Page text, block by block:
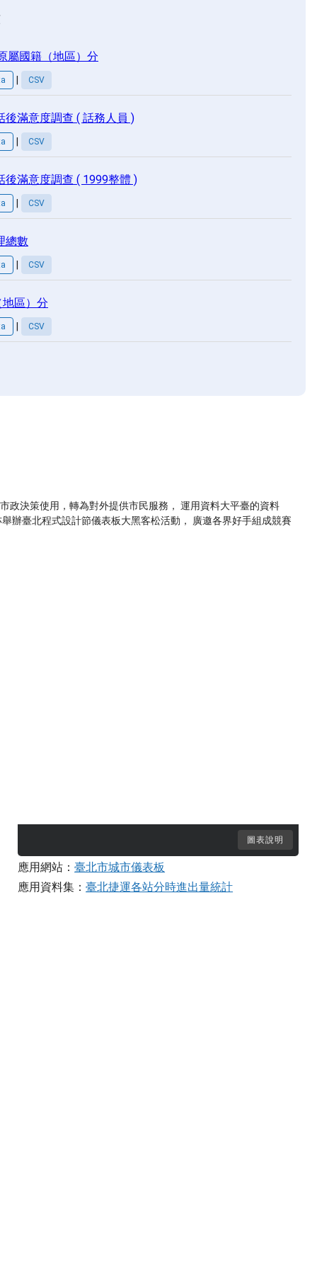
屬國籍（地區）分
| CSV
滿意度調查 ( 話務人員 )
| CSV
滿意度調查 ( 1999整體 )
| CSV
總數
| CSV
區）分
| CSV
政決策使用，轉為對外提供市民服務， 運用資料大平臺的資料
辦臺北程式設計節儀表板大黑客松活動， 廣邀各界好手組成競賽
圖表說明
應用網站：臺北市城市儀表板
應用資料集：臺北捷運各站分時進出量統計